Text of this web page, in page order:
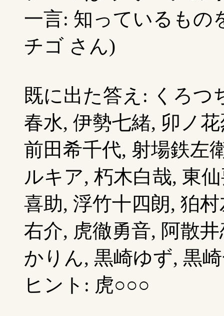
一言: 知っているもの
チゴ さん)
既に出た答え: くろつ
春水, 伊勢七緒, 卯ノ
前田希千代, 射場鉄左
ルキア, 朽木白哉, 東
喜助, 浮竹十四朗, 狛
右介, 虎徹勇音, 阿散
かりん, 黒崎ゆず, 黒
ヒント: 虎○○○